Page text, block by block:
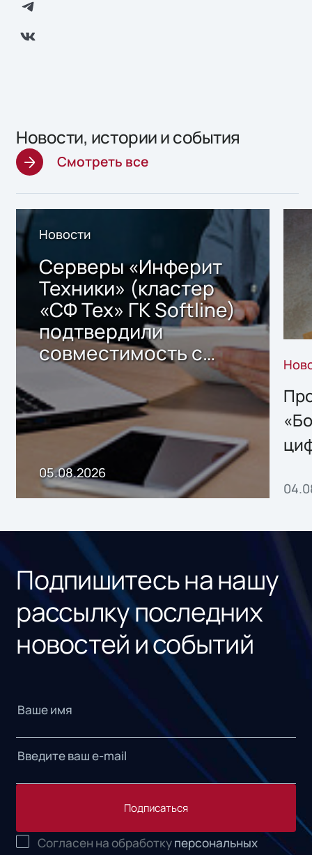
Новости, истории и события
Смотреть все
Новости
Серверы «Инферит
Техники» (кластер
«СФ Тех» ГК Softline)
подтвердили
совместимость с
решением Sharx
Storage 2.x для
хранения данных
05.08.2026
Подпишитесь на нашу
рассылку последних
новостей и событий
Подписаться
Согласен на обработкуперсональных